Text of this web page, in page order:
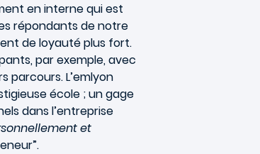
en interne qui est
répondants de notre
de loyauté plus fort.
par exemple, avec
L’emlyon
école ; un gage
dans l’entreprise
et